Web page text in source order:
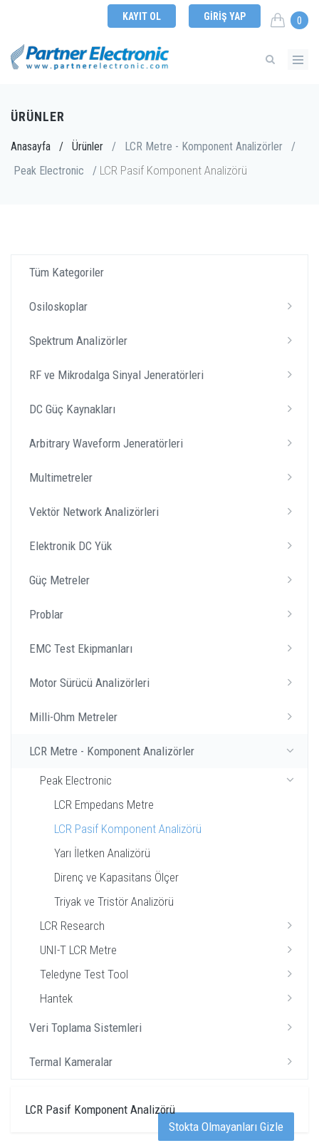
KAYIT OL GIRIŞ YAP 0
ÜRÜNLER
Anasayfa / Ürünler / LCR Metre - Komponent Analizörler
/
Peak Electronic
/ LCR Pasif Komponent Analizörü
Tüm Kategoriler
Osiloskoplar
Spektrum Analizörler
RF ve Mikrodalga Sinyal Jeneratörleri
DC Güç Kaynakları
Arbitrary Waveform Jeneratörleri
Multimetreler
Vektör Network Analizörleri
Elektronik DC Yük
Güç Metreler
Problar
EMC Test Ekipmanları
Motor Sürücü Analizörleri
Milli-Ohm Metreler
LCR Metre - Komponent Analizörler
Peak Electronic
LCR Empedans Metre
LCR Pasif Komponent Analizörü
Yarı İletken Analizörü
Direnç ve Kapasitans Ölçer
Triyak ve Tristör Analizörü
LCR Research
UNI-T LCR Metre
Teledyne Test Tool
Hantek
Veri Toplama Sistemleri
Termal Kameralar
LCR Pasif Komponent Analizörü
Stokta Olmayanları Gizle